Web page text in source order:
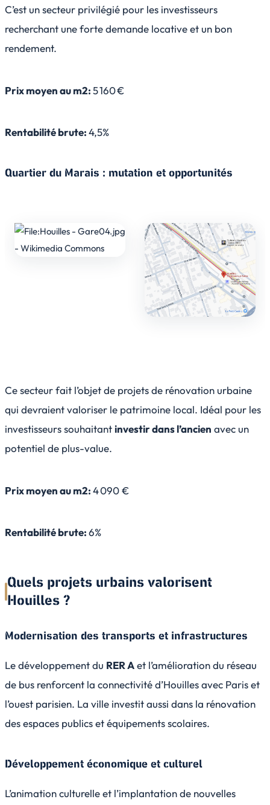
C’est un secteur privilégié pour les investisseurs
recherchant une forte demande locative et un bon
rendement.
Prix moyen au m2:5 160 €
Rentabilité brute:4,5%
Quartier du Marais : mutation et opportunités
Ce secteur fait l’objet de projets de rénovation urbaine
qui devraient valoriser le patrimoine local. Idéal pour les
investisseurs souhaitantinvestir dans l’ancien avec un
potentiel de plus-value.
Prix moyen au m2:4 090 €
Rentabilité brute:6%
Quels projets urbains valorisent
Houilles ?
Modernisation des transports et infrastructures
Le développement du RER Aet l’amélioration du réseau
de bus renforcent la connectivité d’Houilles avec Paris et
l’ouest parisien. La ville investit aussi dans la rénovation
des espaces publics et équipements scolaires.
Développement économique et culturel
L’animation culturelle et l’implantation de nouvelles